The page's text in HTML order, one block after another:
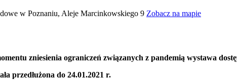
w Poznaniu, Aleje Marcinkowskiego 9 Zobacz na mapie
zniesienia ograniczeń związanych z pandemią wystawa
przedłużona do 24.01.2021 r.